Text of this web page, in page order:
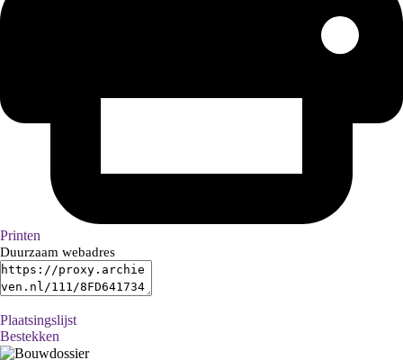
Printen
Duurzaam webadres
Plaatsingslijst
Bestekken